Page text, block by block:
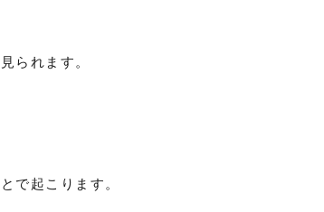
られます。
で起こります。